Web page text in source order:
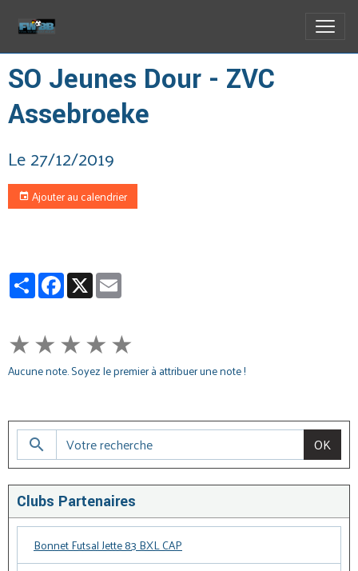
SO Jeunes Dour - ZVC
Assebroeke
Le 27/12/2019
Ajouter au calendrier
PartagerFacebook
X
★★★★★
Aucune note. Soyez le premier à attribuer une note !
OK
Clubs Partenaires
Bonnet Futsal Jette 83 BXL CAP